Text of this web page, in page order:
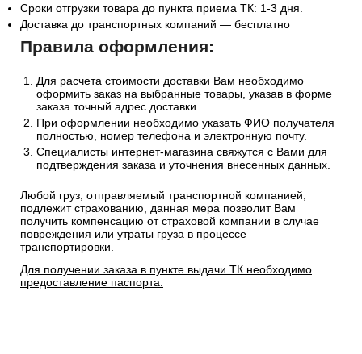
Сроки отгрузки товара до пункта приема ТК: 1-3 дня.
Доставка до транспортных компаний — бесплатно
Правила оформления:
Для расчета стоимости доставки Вам необходимо
оформить заказ на выбранные товары, указав в форме
заказа точный адрес доставки.
При оформлении необходимо указать ФИО получателя
полностью, номер телефона и электронную почту.
Специалисты интернет-магазина свяжутся с Вами для
подтверждения заказа и уточнения внесенных данных.
Любой груз, отправляемый транспортной компанией,
подлежит страхованию, данная мера позволит Вам
получить компенсацию от страховой компании в случае
повреждения или утраты груза в процессе
транспортировки.
Для получении заказа в пункте выдачи ТК необходимо
предоставление паспорта.